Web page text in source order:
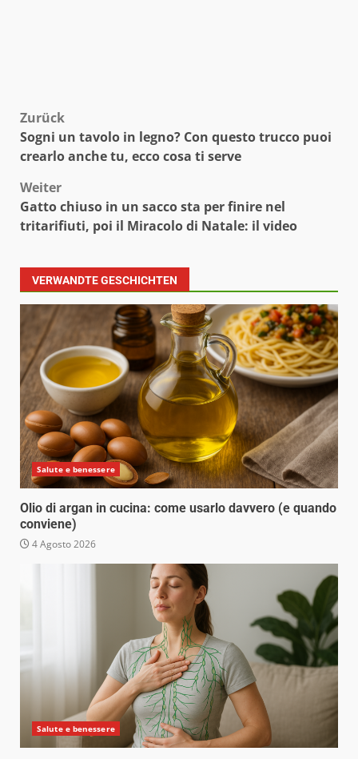
Beitragsnavigation
Zurück
Sogni un tavolo in legno? Con questo trucco puoi
crearlo anche tu, ecco cosa ti serve
Weiter
Gatto chiuso in un sacco sta per finire nel
tritarifiuti, poi il Miracolo di Natale: il video
VERWANDTE GESCHICHTEN
Salute e benessere
Olio di argan in cucina: come usarlo davvero (e quando
conviene)
4 Agosto 2026
Salute e benessere